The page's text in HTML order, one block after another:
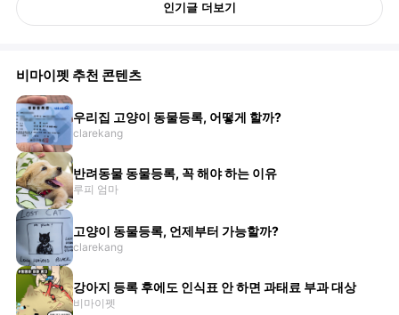
인기글 더보기
비마이펫 추천 콘텐츠
우리집 고양이 동물등록, 어떻게 할까?
clarekang
반려동물 동물등록, 꼭 해야 하는 이유
루피 엄마
고양이 동물등록, 언제부터 가능할까?
clarekang
강아지 등록 후에도 인식표 안 하면 과태료 부과 대상
비마이펫